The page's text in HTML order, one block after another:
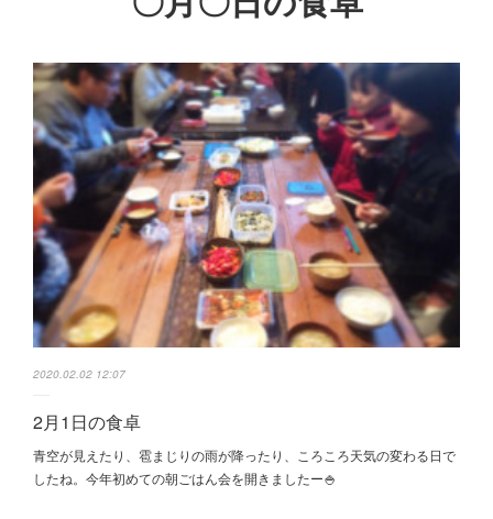
2020.02.02 12:07
2月1日の食卓
青空が見えたり、雹まじりの雨が降ったり、ころころ天気の変わる日で
したね。今年初めての朝ごはん会を開きましたー🍚